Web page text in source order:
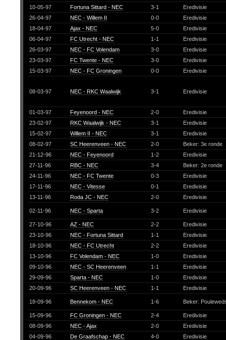
10-05-97
Fortuna Sittard - NEC 3-1
Eredivisie
26-04-97
NEC - Willem II 0-0
Eredivisie
18-04-97
Ajax - NEC 5-0
Eredivisie
06-04-97
FC Utrecht - NEC 1-1
Eredivisie
26-03-97
NEC - FC Volendam 3-0
Eredivisie
23-03-97
FC Twente - NEC 3-0
Eredivisie
15-03-97
NEC - FC Groningen 0-0 Eredivisie
08-03-97 NEC - RKC Waalwijk 3-1 Eredivisie
01-03-97 Feyenoord - NEC 2-0
Eredivisie
23-02-97
RKC Waalwijk - NEC 3-1
Eredivisie
15-02-97
Willem II - NEC 3-1
Eredivisie
08-02-97
SC Heerenveen - NEC 2-0
Beker: 3e ronde
21-12-96
NEC - Feyenoord 1-2
Eredivisie
27-11-96
RBC - NEC 3-4
Beker: 2e ronde
24-11-96
NEC - FC Twente 0-3
Eredivisie
17-11-96
NEC - Vitesse 0-1
Eredivisie
13-11-96
Roda JC - NEC 2-0 Eredivisie
02-11-96 NEC - Sparta 3-2 Eredivisie
27-10-96 AZ - NEC 2-2
Eredivisie
23-10-96
NEC - Fortuna Sittard 1-1
Eredivisie
18-10-96
NEC - FC Utrecht 2-2
Eredivisie
13-10-96
FC Volendam - NEC 1-0
Eredivisie
09-10-96
NEC - SC Heerenveen 1-1
Eredivisie
29-09-96
Sparta - NEC 1-0
Eredivisie
20-09-96
SC Heerenveen - NEC 1-1 Eredivisie
18-09-96 Bennekom - NEC 1-6 Beker:
15-09-96 FC Groningen - NEC 2-4
Eredivisie
08-09-96
NEC - Ajax 2-0
Eredivisie
04-09-96
De Graafschap - NEC 4-0 Eredivisie